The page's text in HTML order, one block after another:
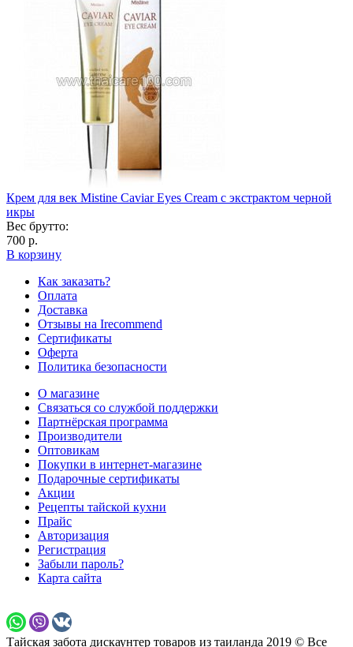
Крем для век Mistine Caviar Eyes Cream с экстрактом черной
икры
Вес брутто:
700 р.
В корзину
Как заказать?
Оплата
Доставка
Отзывы на Irecommend
Сертификаты
Оферта
Политика безопасности
О магазине
Связаться со службой поддержки
Партнёрская программа
Производители
Оптовикам
Покупки в интернет-магазине
Подарочные сертификаты
Акции
Рецепты тайской кухни
Прайс
Авторизация
Регистрация
Забыли пароль?
Карта сайта
Тайская забота дискаунтер товаров из таиланда 2019 © Все